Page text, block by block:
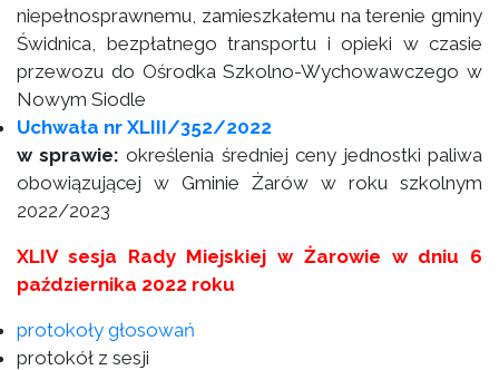
niepełnosprawnemu, zamieszkałemu na terenie gminy
Świdnica, bezpłatnego transportu i opieki w czasie
przewozu do Ośrodka Szkolno-Wychowawczego w
Nowym Siodle
Uchwała nr XLIII/352/2022
w sprawie:określenia średniej ceny jednostki paliwa
obowiązującej w Gminie Żarów w roku szkolnym
2022/2023
XLIV sesja Rady Miejskiej w Żarowie w dniu 6
października 2022 roku
protokoły głosowań
protokół z sesji